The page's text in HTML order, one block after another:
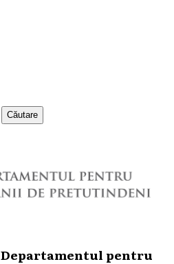
Căutare
Departamentul pentru